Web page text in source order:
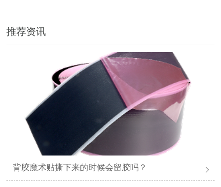
推荐资讯
背胶魔术贴撕下来的时候会留胶吗？